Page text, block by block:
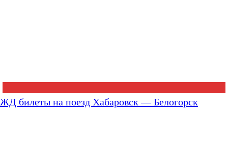
ЖД билеты на поезд Хабаровск — Белогорск